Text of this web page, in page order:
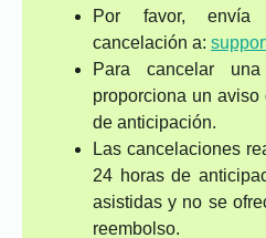
Por favor,
cancelación a:
Para cancelar una
proporciona un
de anticipación.
Las cancelaciones
24 horas de
asistidas y no se
reembolso.